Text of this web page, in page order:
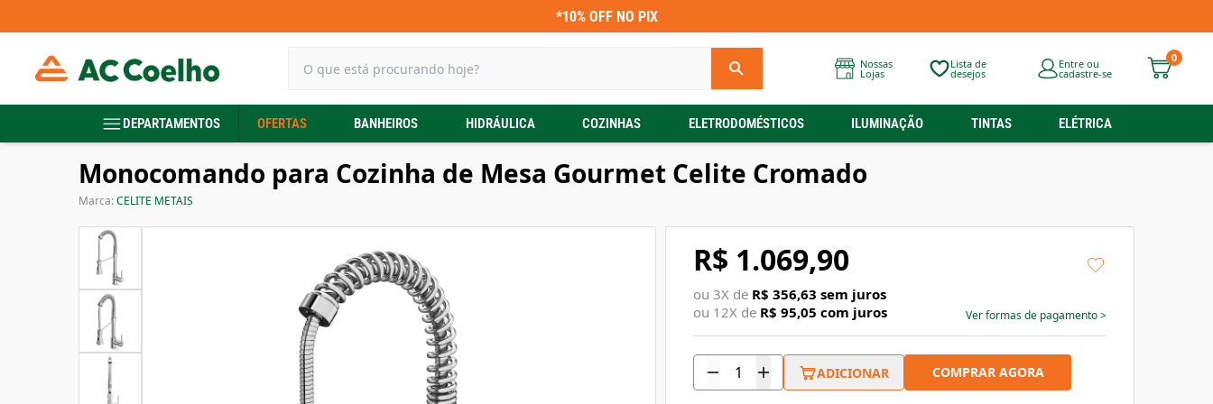
*10% OFF NO PIX
Nossas
Lojas
Lista de
desejos
Entre ou
cadastre-se
0
DEPARTAMENTOS OFERTAS BANHEIROS HIDRÁULICA COZINHAS ELETRODOMÉSTICOS ILUMINAÇÃO TINTAS ELÉTRICA
Monocomando para Cozinha de Mesa Gourmet Celite Cromado
Marca:CELITE METAIS
R$ 1.069,90
ou 3X de R$ 356,63 sem juros
ou 12X de R$ 95,05 com juros Ver formas de pagamento>
ADICIONAR COMPRAR AGORA